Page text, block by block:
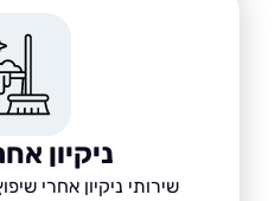
ניקיון אחרי
שירותי ניקיון אחרי שיפוץ